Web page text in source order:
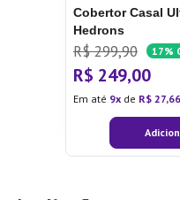
Cobertor Casal
Hedrons
R$ 299,90 17%
R$ 249,00
Em até 9 de R$ 27,66